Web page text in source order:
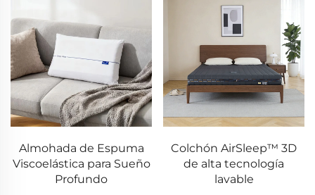
Colchón AirSleep™ 3D
de alta tecnología
lavable
Almohada blanca con
forma de mariposa de
espuma viscoelástica